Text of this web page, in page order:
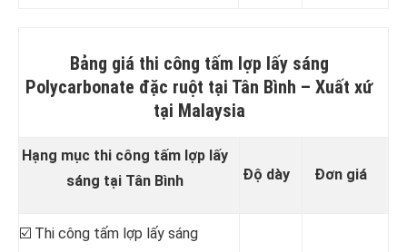
Bảng giá thi công tấm lợp lấy sáng
Polycarbonate đặc ruột tại Tân Bình – Xuất xứ
tại Malaysia
Hạng mục thi công tấm lợp lấy
sáng tại Tân Bình
Độ dày Đơn giá
☑️ Thi công tấm lợp lấy sáng